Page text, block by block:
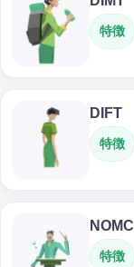
特徴
DIFT
特徴
NOMC
特徴